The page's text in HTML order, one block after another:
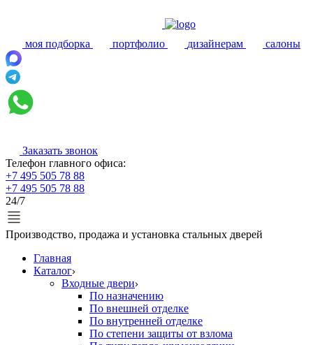
моя подборка портфолио дизайнерам салоны
Заказать звонок
Телефон главного офиса:
+7 495 505 78 88
+7 495 505 78 88
24/7
Производство, продажа и установка стальных дверей
Главная
Каталог
Входные двери
По назначению
По внешней отделке
По внутренней отделке
По степени защиты от взлома